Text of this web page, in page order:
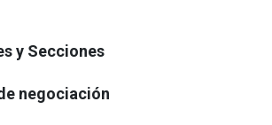
y Secciones
negociación